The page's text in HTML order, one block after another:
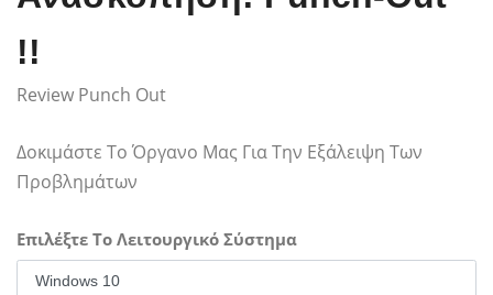
!!
Review Punch Out
Δοκιμάστε Το Όργανο Μας Για Την Εξάλειψη Των
Προβλημάτων
Επιλέξτε Το Λειτουργικό Σύστημα